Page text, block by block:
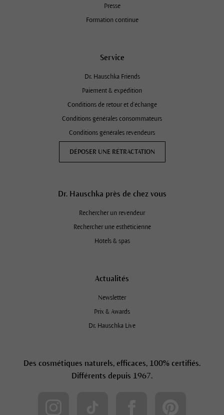
Presse
Formation continue
Service
Dr. Hauschka Friends
Paiement & expédition
Conditions de retour et d'échange
Conditions générales consommateurs
Conditions générales revendeurs
DÉPOSER UNE RÉTRACTATION
Dr. Hauschka près de chez vous
Rechercher un revendeur
Rechercher une esthéticienne
Hôtels & spas
Actualités
Newsletter
Prix & Awards
Dr. Hauschka Live
Des cosmétiques naturels, efficaces, 100% certifiés.
Différents depuis 1967.